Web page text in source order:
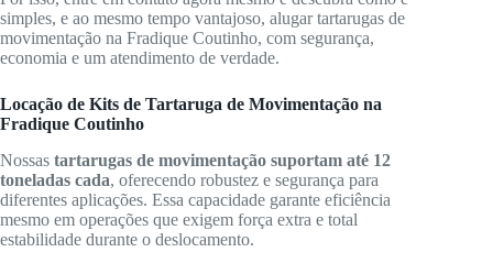
simples, e ao mesmo tempo vantajoso, alugar tartarugas de
movimentação na Fradique Coutinho, com segurança,
economia e um atendimento de verdade.
Locação de Kits de Tartaruga de Movimentação na
Fradique Coutinho
Nossas tartarugas de movimentação suportam até 12
toneladas cada, oferecendo robustez e segurança para
diferentes aplicações. Essa capacidade garante eficiência
mesmo em operações que exigem força extra e total
estabilidade durante o deslocamento.